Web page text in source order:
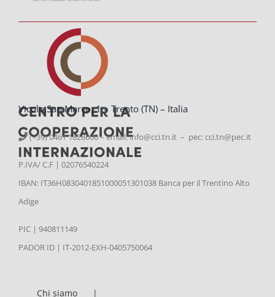
Vicolo San Marco, 1 – Trento (TN) – Italia
(+39) 0461 1828600 – email:info@cci.tn.it – pec: cci.tn@pec.it
P.IVA/ C.F | 02076540224
IBAN: IT36H0830401851000051301038 Banca per il Trentino Alto
Adige
PIC | 940811149
PADOR ID | IT-2012-EXH-0405750064
Chi siamo